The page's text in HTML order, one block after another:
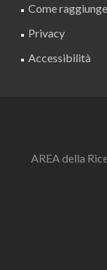
Come
Privacy
Accessibilità
AREA della